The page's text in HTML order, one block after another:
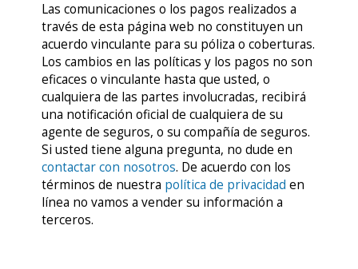
Las comunicaciones o los pagos realizados a
través de esta página web no constituyen un
acuerdo vinculante para su póliza o coberturas.
Los cambios en las políticas y los pagos no son
eficaces o vinculante hasta que usted, o
cualquiera de las partes involucradas, recibirá
una notificación oficial de cualquiera de su
agente de seguros, o su compañía de seguros.
Si usted tiene alguna pregunta, no dude en
contactar con nosotros. De acuerdo con los
términos de nuestra política de privacidad en
línea no vamos a vender su información a
terceros.